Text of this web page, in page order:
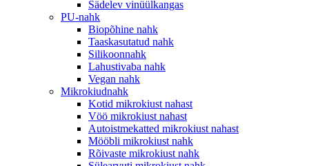
Sädelev vinüülkangas
PU-nahk
Biopõhine nahk
Taaskasutatud nahk
Silikoonnahk
Lahustivaba nahk
Vegan nahk
Mikrokiudnahk
Kotid mikrokiust nahast
Vöö mikrokiust nahast
Autoistmekatted mikrokiust nahast
Mööbli mikrokiust nahk
Rõivaste mikrokiust nahk